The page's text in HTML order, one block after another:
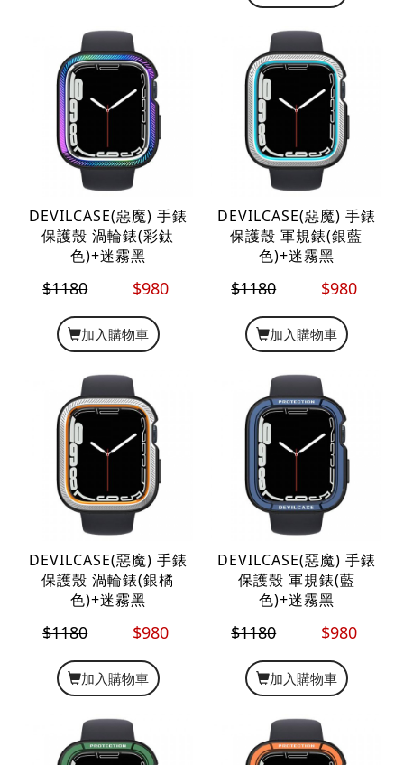
DEVILCASE(惡魔) 手錶
保護殼 渦輪錶(彩鈦
色)+迷霧黑
$1180 $980
加入購物車
DEVILCASE(惡魔) 手錶
保護殼 軍規錶(銀藍
色)+迷霧黑
$1180 $980
加入購物車
DEVILCASE(惡魔) 手錶
保護殼 渦輪錶(銀橘
色)+迷霧黑
$1180 $980
加入購物車
DEVILCASE(惡魔) 手錶
保護殼 軍規錶(藍
色)+迷霧黑
$1180 $980
加入購物車